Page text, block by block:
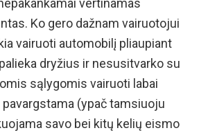
Ko gero dažnam vairuotojui
vairuoti automobilį pliaupiant
dryžius ir nesusitvarko su
sąlygomis vairuoti labai
(ypač tamsiuoju
savo bei kitų kelių eismo